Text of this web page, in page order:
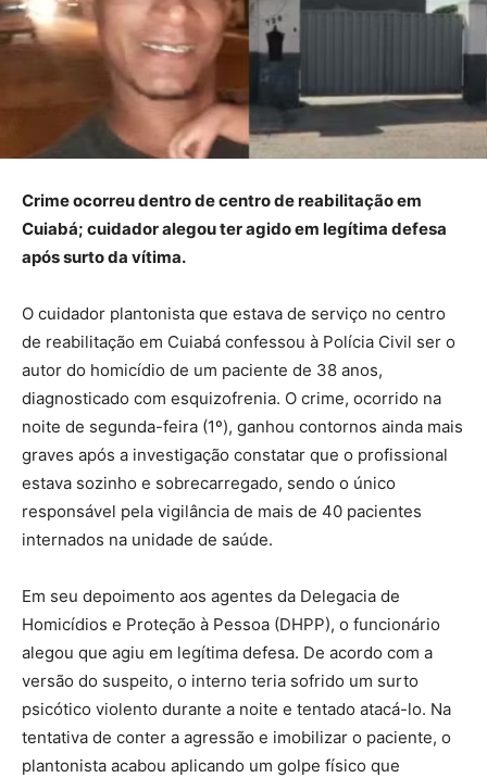
Crime ocorreu dentro de centro de reabilitação em
Cuiabá; cuidador alegou ter agido em legítima defesa
após surto da vítima.
O cuidador plantonista que estava de serviço no centro
de reabilitação em Cuiabá confessou à Polícia Civil ser o
autor do homicídio de um paciente de 38 anos,
diagnosticado com esquizofrenia. O crime, ocorrido na
noite de segunda-feira (1º), ganhou contornos ainda mais
graves após a investigação constatar que o profissional
estava sozinho e sobrecarregado, sendo o único
responsável pela vigilância de mais de 40 pacientes
internados na unidade de saúde.
Em seu depoimento aos agentes da Delegacia de
Homicídios e Proteção à Pessoa (DHPP), o funcionário
alegou que agiu em legítima defesa. De acordo com a
versão do suspeito, o interno teria sofrido um surto
psicótico violento durante a noite e tentado atacá-lo. Na
tentativa de conter a agressão e imobilizar o paciente, o
plantonista acabou aplicando um golpe físico que